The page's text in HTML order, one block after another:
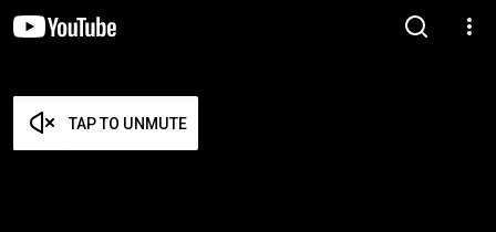
TAP TO UNMUTE